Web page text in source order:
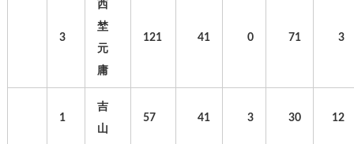
3
西
埜
元
庸
121 41 0 71 3
1
吉
山
57 41 3 30 12